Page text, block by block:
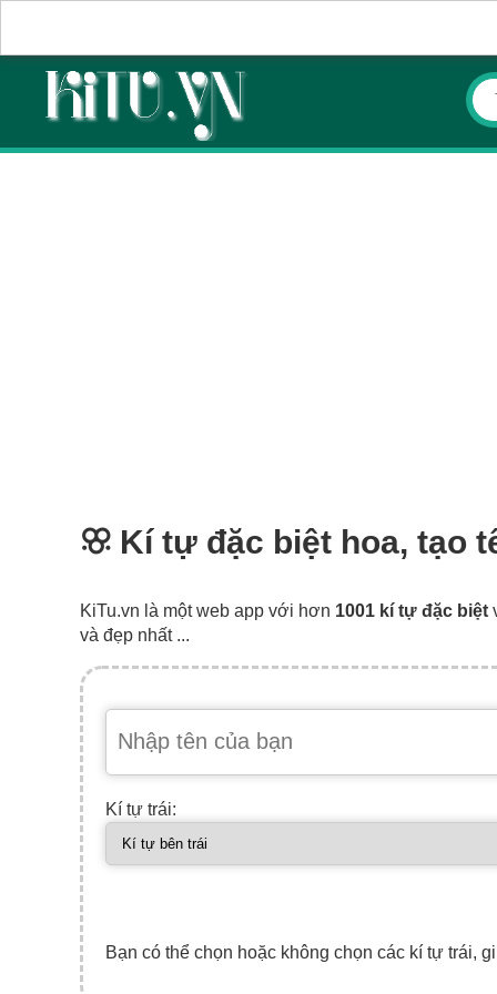
ꕣ Kí tự đặc biệt hoa, tạo
KiTu.vn là một web app với hơn 1001 kí tự đặc biệt
và đẹp nhất ...
Kí tự trái:
Bạn có thể chọn hoặc không chọn các kí tự trái,